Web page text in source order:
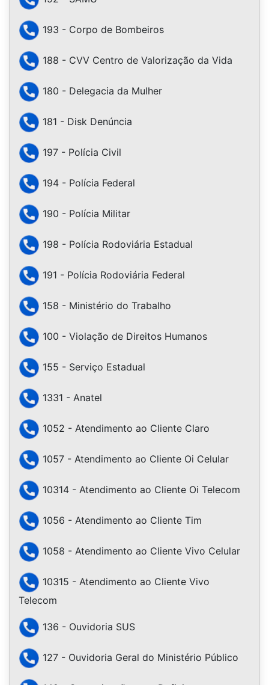
193 - Corpo de Bombeiros
188 - CVV Centro de Valorização da Vida
180 - Delegacia da Mulher
181 - Disk Denúncia
197 - Polícia Civil
194 - Polícia Federal
190 - Polícia Militar
198 - Polícia Rodoviária Estadual
191 - Polícia Rodoviária Federal
158 - Ministério do Trabalho
100 - Violação de Direitos Humanos
155 - Serviço Estadual
1331 - Anatel
1052 - Atendimento ao Cliente Claro
1057 - Atendimento ao Cliente Oi Celular
10314 - Atendimento ao Cliente Oi Telecom
1056 - Atendimento ao Cliente Tim
1058 - Atendimento ao Cliente Vivo Celular
10315 - Atendimento ao Cliente Vivo
Telecom
136 - Ouvidoria SUS
127 - Ouvidoria Geral do Ministério Público